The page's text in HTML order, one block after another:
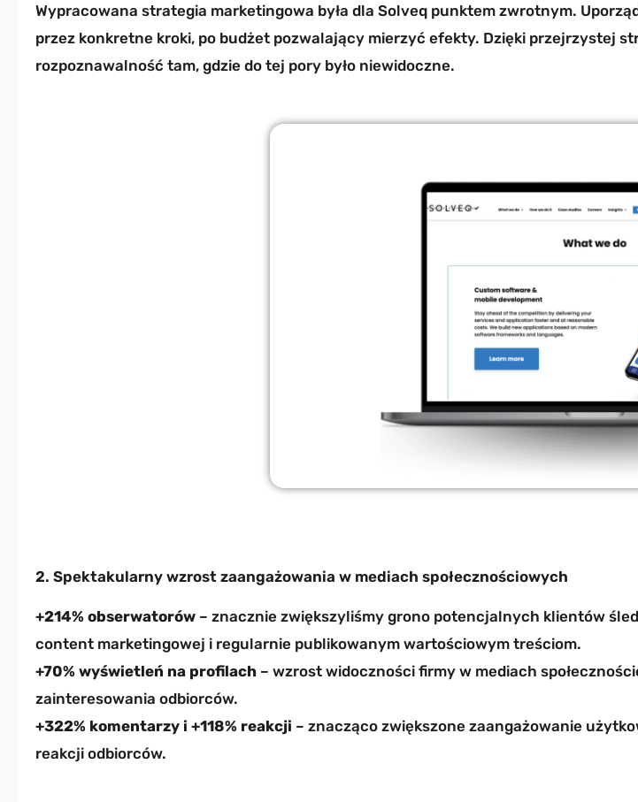
Wypracowana strategia marketingowa była dla Solveq punktem zwrotnym.
przez konkretne kroki, po budżet pozwalający mierzyć efekty. Dzięki przejrzystej
rozpoznawalność tam, gdzie do tej pory było niewidoczne.
2. Spektakularny wzrost zaangażowania w mediach społecznościowych
+214% obserwatorów – znacznie zwiększyliśmy grono potencjalnych klientów
content marketingowej i regularnie publikowanym wartościowym treściom.
+70% wyświetleń na profilach – wzrost widoczności firmy w mediach
zainteresowania odbiorców.
+322% komentarzy i +118% reakcji – znacząco zwiększone zaangażowanie
reakcji odbiorców.